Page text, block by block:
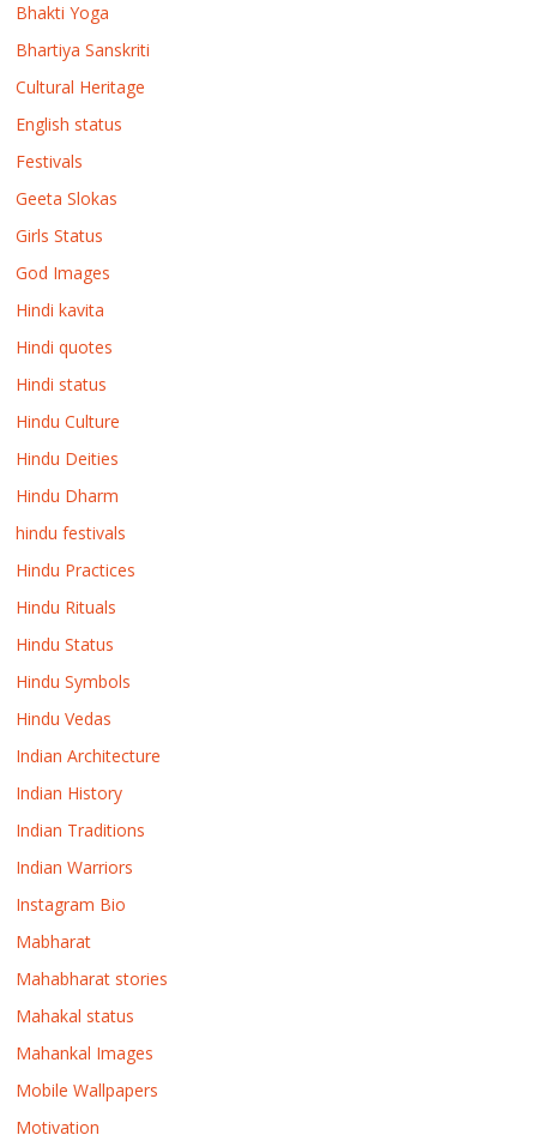
Bhakti Yoga
Bhartiya Sanskriti
Cultural Heritage
English status
Festivals
Geeta Slokas
Girls Status
God Images
Hindi kavita
Hindi quotes
Hindi status
Hindu Culture
Hindu Deities
Hindu Dharm
hindu festivals
Hindu Practices
Hindu Rituals
Hindu Status
Hindu Symbols
Hindu Vedas
Indian Architecture
Indian History
Indian Traditions
Indian Warriors
Instagram Bio
Mabharat
Mahabharat stories
Mahakal status
Mahankal Images
Mobile Wallpapers
Motivation